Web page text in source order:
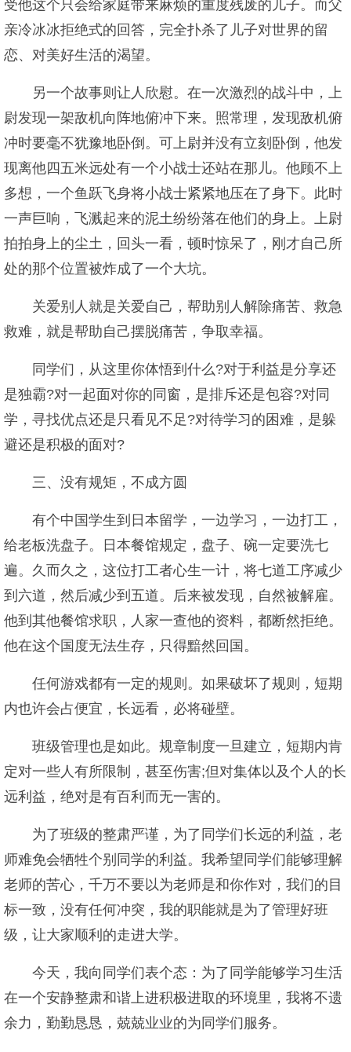
受他这个只会给家庭带来麻烦的重度残废的儿子。而父
亲冷冰冰拒绝式的回答，完全扑杀了儿子对世界的留
恋、对美好生活的渴望。
另一个故事则让人欣慰。在一次激烈的战斗中，上
尉发现一架敌机向阵地俯冲下来。照常理，发现敌机俯
冲时要毫不犹豫地卧倒。可上尉并没有立刻卧倒，他发
现离他四五米远处有一个小战士还站在那儿。他顾不上
多想，一个鱼跃飞身将小战士紧紧地压在了身下。此时
一声巨响，飞溅起来的泥土纷纷落在他们的身上。上尉
拍拍身上的尘土，回头一看，顿时惊呆了，刚才自己所
处的那个位置被炸成了一个大坑。
关爱别人就是关爱自己，帮助别人解除痛苦、救急
救难，就是帮助自己摆脱痛苦，争取幸福。
同学们，从这里你体悟到什么?对于利益是分享还
是独霸?对一起面对你的同窗，是排斥还是包容?对同
学，寻找优点还是只看见不足?对待学习的困难，是躲
避还是积极的面对?
三、没有规矩，不成方圆
有个中国学生到日本留学，一边学习，一边打工，
给老板洗盘子。日本餐馆规定，盘子、碗一定要洗七
遍。久而久之，这位打工者心生一计，将七道工序减少
到六道，然后减少到五道。后来被发现，自然被解雇。
他到其他餐馆求职，人家一查他的资料，都断然拒绝。
他在这个国度无法生存，只得黯然回国。
任何游戏都有一定的规则。如果破坏了规则，短期
内也许会占便宜，长远看，必将碰壁。
班级管理也是如此。规章制度一旦建立，短期内肯
定对一些人有所限制，甚至伤害;但对集体以及个人的长
远利益，绝对是有百利而无一害的。
为了班级的整肃严谨，为了同学们长远的利益，老
师难免会牺牲个别同学的利益。我希望同学们能够理解
老师的苦心，千万不要以为老师是和你作对，我们的目
标一致，没有任何冲突，我的职能就是为了管理好班
级，让大家顺利的走进大学。
今天，我向同学们表个态：为了同学能够学习生活
在一个安静整肃和谐上进积极进取的环境里，我将不遗
余力，勤勤恳恳，兢兢业业的为同学们服务。